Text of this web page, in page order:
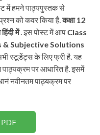
में हमने पाठ्यपुस्तक से
को कवर किया है.कक्षा 12
में. इस पोस्ट में आप Class
Subjective Solutions
स्टूडेंट्स के लिए फ्री है. यह
पर आधारित है. इसमें
नवीनतम पाठ्यक्रम पर